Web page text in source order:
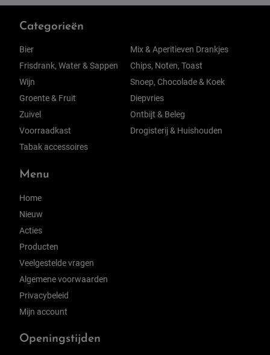
Categorieën
Bier
Frisdrank, Water & Sappen
Wijn
Groente & Fruit
Zuivel
Voorraadkast
Tabak accessoires
Mix & Aperitieven Drankjes
Chips, Noten, Toast
Snoep, Chocolade & Koek
Diepvries
Ontbijt & Beleg
Drogisterij & Huishouden
Menu
Home
Nieuw
Acties
Producten
Veelgestelde vragen
Algemene voorwaarden
Privacybeleid
Mijn account
Openingstijden